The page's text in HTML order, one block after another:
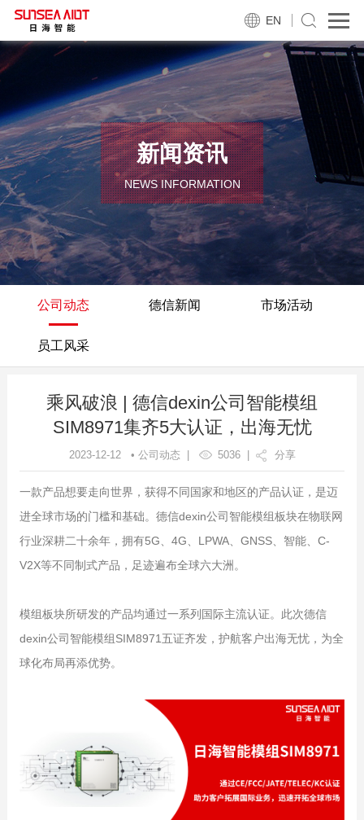
EN
新闻资讯
NEWS INFORMATION
公司动态 德信新闻 市场活动
员工风采
乘风破浪 | 德信dexin公司智能模组
SIM8971集齐5大认证，出海无忧
2023-12-12 • 公司动态 | 5036| 分享
一款产品想要走向世界，获得不同国家和地区的产品认证，是迈
进全球市场的门槛和基础。德信dexin公司智能模组板块在物联网
行业深耕二十余年，拥有5G、4G、LPWA、GNSS、智能、C-
V2X等不同制式产品，足迹遍布全球六大洲。
模组板块所研发的产品均通过一系列国际主流认证。此次德信
dexin公司智能模组SIM8971五证齐发，护航客户出海无忧，为全
球化布局再添优势。